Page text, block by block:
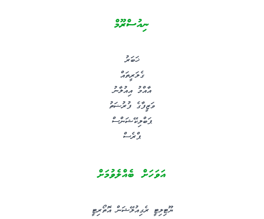
ނިއުސްރޫމް
ޚަބަރު
ގެލަރީތައް
އާއްމު އިއުލާނު
ވަޒީފާގެ ފުރުޟަތު
ޕަބްލިކޭޝަންސް
ޕްރެސް
އަވަހަށް ބެއްލެވުމަށް
ޔޫޓިލިޓީ ރެގިއުލޭޝަން އޮތޯރިޓީ